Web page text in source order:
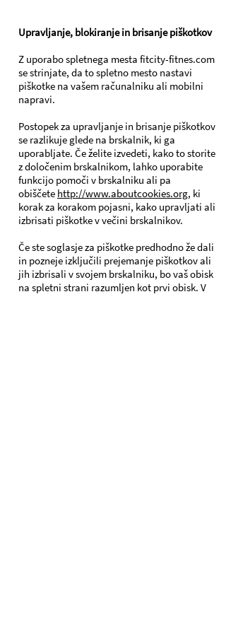
Upravljanje, blokiranje in brisanje piškotkov
Z uporabo spletnega mesta fitcity-fitnes.com
se strinjate, da to spletno mesto nastavi
piškotke na vašem računalniku ali mobilni
napravi.
Postopek za upravljanje in brisanje piškotkov
se razlikuje glede na brskalnik, ki ga
uporabljate. Če želite izvedeti, kako to storite
z določenim brskalnikom, lahko uporabite
funkcijo pomoči v brskalniku ali pa
obiščete http://www.aboutcookies.org, ki
korak za korakom pojasni, kako upravljati ali
izbrisati piškotke v večini brskalnikov.
Če ste soglasje za piškotke predhodno že dali
in pozneje izključili prejemanje piškotkov ali
jih izbrisali v svojem brskalniku, bo vaš obisk
na spletni strani razumljen kot prvi obisk. V